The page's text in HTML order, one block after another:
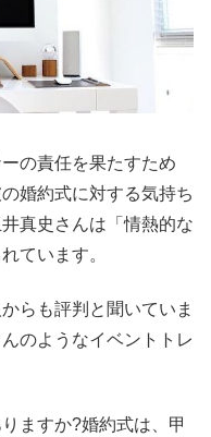
の責任を果たすため
婚約式に対する気持ち
真史さんは「情熱的な
ています。
らも評判と聞いていま
のようなイベントトレ
ますか?婚約式は、甲